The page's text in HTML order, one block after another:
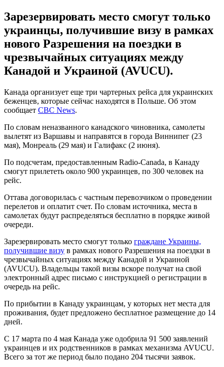
Зарезервировать место смогут только
украинцы, получившие визу в рамках
нового Разрешения на поездки в
чрезвычайных ситуациях между
Канадой и Украиной (AVUCU).
Канада организует еще три чартерных рейса для украинских
беженцев, которые сейчас находятся в Польше. Об этом
сообщает CBC News.
По словам неназванного канадского чиновника, самолеты
вылетят из Варшавы и направятся в города Виннипег (23
мая), Монреаль (29 мая) и Галифакс (2 июня).
По подсчетам, предоставленным Radio-Canada, в Канаду
смогут прилететь около 900 украинцев, по 300 человек на
рейс.
Оттава договорилась с частным перевозчиком о проведении
перелетов и оплатит счет. По словам источника, места в
самолетах будут распределяться бесплатно в порядке живой
очереди.
Зарезервировать место смогут только граждане Украины,
получившие визу в рамках нового Разрешения на поездки в
чрезвычайных ситуациях между Канадой и Украиной
(AVUCU). Владельцы такой визы вскоре получат на свой
электронный адрес письмо с инструкцией о регистрации в
очередь на рейс.
По прибытии в Канаду украинцам, у которых нет места для
проживания, будет предложено бесплатное размещение до 14
дней.
С 17 марта по 4 мая Канада уже одобрила 91 500 заявлений
украинцев и их родственников в рамках механизма AVUCU.
Всего за тот же период было подано 204 тысячи заявок.